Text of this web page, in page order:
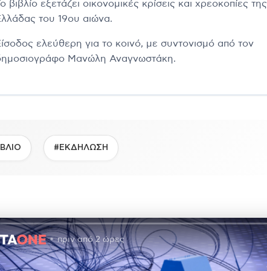
βιβλίο εξετάζει οικονομικές κρίσεις και χρεοκοπίες της
του 19ου αιώνα.
ελεύθερη για το κοινό, με συντονισμό από τον
Μανώλη Αναγνωστάκη.
#ΕΚΔΗΛΩΣΗ
πριν από 2 ώρες